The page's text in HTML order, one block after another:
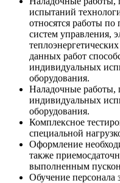
испытаний
относятся работы по
систем управления,
данных работ
индивидуальных
оборудования.
Наладочные работы,
индивидуальных
оборудования.
Комплексное
специальной
Оформление
также
выполненным
Обучение персонала